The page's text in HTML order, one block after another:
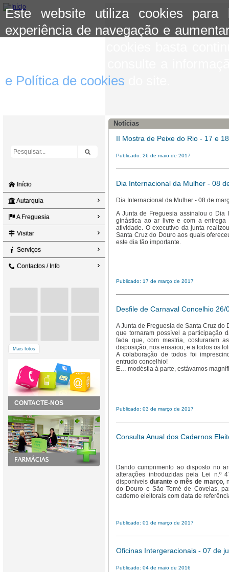
Este website utiliza cookies para
experiência de navegação e
e Política de cookies
Início
Autarquia
A Freguesia
Visitar
Serviços
Contactos / Info
Mais fotos
CONTACTE-NOS
Notícias
II Mostra de Peixe do Rio - 17 e
Publicado: 26 de maio de 2017
Dia Internacional da Mulher - 08
Dia Internacional da Mulher - 08 de
A Junta de Freguesia assinalou o
ginástica ao ar livre e com a
atividade. O executivo da junta
Santa Cruz do Douro aos quais
este dia tão importante.
Publicado: 17 de março de 2017
Desfile de Carnaval Concelhio 26/
A Junta de Freguesia de Santa Cruz do
que tornaram possível a participação
fada que, com mestria, costuraram
disposição, nos ensaiou; e a todos os
A colaboração de todos foi
entrudo concelhio!
E… modéstia à parte, estávamos
Publicado: 03 de março de 2017
Consulta Anual dos Cadernos
Dando cumprimento ao disposto no
alterações introduzidas pela Lei n.º
disponiveis durante o mês de março,
do Douro e São Tomé de Covelas,
caderno eleitorais com data de
Publicado: 01 de março de 2017
Oficinas Intergeracionais - 07 de
Publicado: 04 de maio de 2016